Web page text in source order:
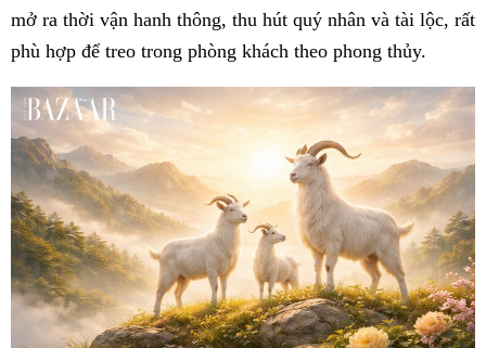
mở ra thời vận hanh thông, thu hút quý nhân và tài lộc, rất
phù hợp để treo trong phòng khách theo phong thủy.